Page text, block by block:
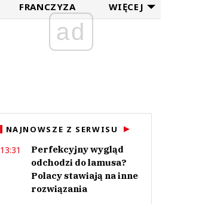
FRANCZYZA WIĘCEJ
ad
NAJNOWSZE Z SERWISU
13:31
Perfekcyjny wygląd
odchodzi do lamusa?
Polacy stawiają na inne
rozwiązania